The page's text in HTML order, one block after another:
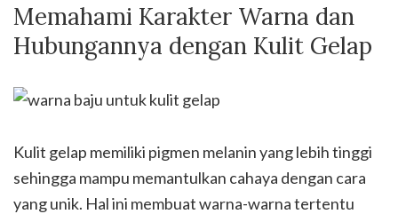
Memahami Karakter Warna dan
Hubungannya dengan Kulit Gelap
Kulit gelap memiliki pigmen melanin yang lebih tinggi
sehingga mampu memantulkan cahaya dengan cara
yang unik. Hal ini membuat warna-warna tertentu